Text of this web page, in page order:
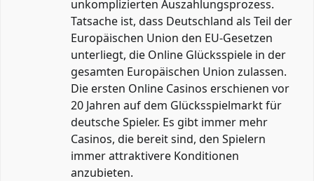
unkomplizierten Auszahlungsprozess.
Tatsache ist, dass Deutschland als Teil der
Europäischen Union den EU-Gesetzen
unterliegt, die Online Glücksspiele in der
gesamten Europäischen Union zulassen.
Die ersten Online Casinos erschienen vor
20 Jahren auf dem Glücksspielmarkt für
deutsche Spieler. Es gibt immer mehr
Casinos, die bereit sind, den Spielern
immer attraktivere Konditionen
anzubieten.